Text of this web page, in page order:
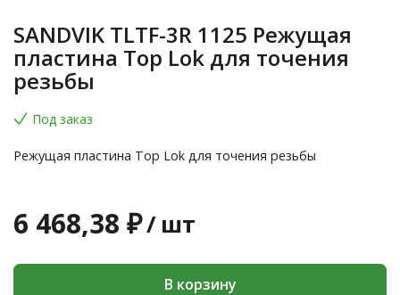
SANDVIK TLTF-3R 1125 Режущая
пластина Top Lok для точения
резьбы
Под заказ
Режущая пластина Top Lok для точения резьбы
6 468,38 ₽/ шт
В корзину